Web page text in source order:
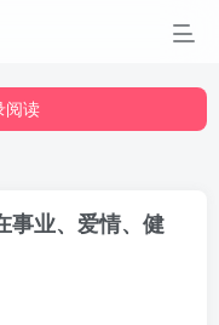
读
阅读
事业、爱情、健